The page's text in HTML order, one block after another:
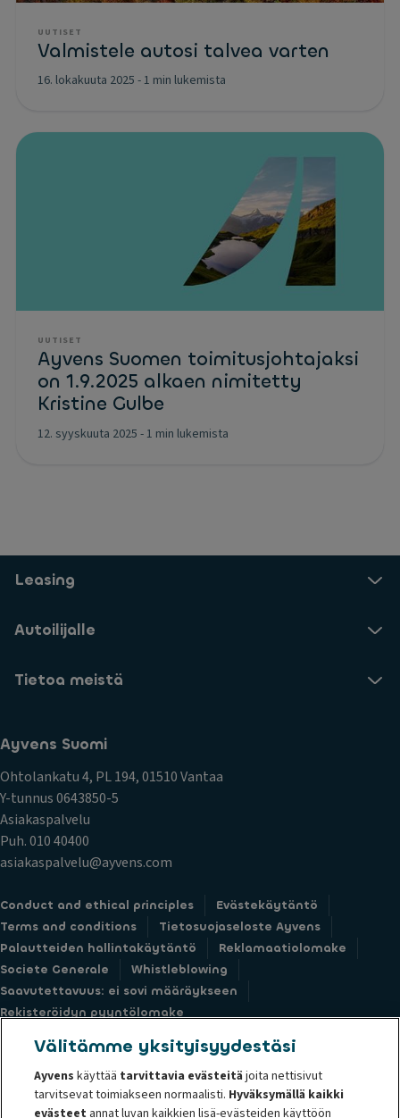
UUTISET
Valmistele autosi talvea varten
16. lokakuuta 2025 - 1 min lukemista
UUTISET
Ayvens Suomen toimitusjohtajaksi
on 1.9.2025 alkaen nimitetty
Kristine Gulbe
12. syyskuuta 2025 - 1 min lukemista
Leasing
Autoilijalle
Tietoa meistä
Ayvens Suomi
Ohtolankatu 4, PL 194, 01510 Vantaa
Y-tunnus 0643850-5
Asiakaspalvelu
Puh. 010 40400
asiakaspalvelu@ayvens.com
Conduct and ethical principles
Evästekäytäntö
Terms and conditions
Tietosuojaseloste Ayvens
Palautteiden hallintakäytäntö
Reklamaatiolomake
Societe Generale
Whistleblowing
Saavutettavuus: ei sovi määräykseen
Rekisteröidyn pyyntölomake
© 2026 Ayvens Group on yksi maailman johtavista kestävien
Välitämme yksityisyydestäsi
Ayvens käyttää tarvittavia evästeitä joita nettisivut
tarvitsevat toimiakseen normaalisti. Hyväksymällä kaikki
evästeet annat luvan kaikkien lisä-evästeiden käyttöön